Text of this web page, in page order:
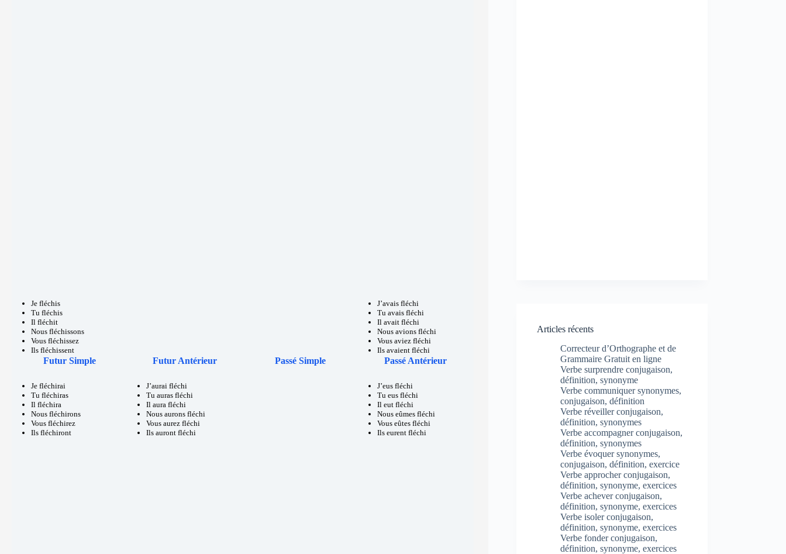
Je fléchis
Tu fléchis
Il fléchit
Nous fléchissons
Vous fléchissez
Ils fléchissent
J’avais fléchi
Tu avais fléchi
Il avait fléchi
Nous avions fléchi
Vous aviez fléchi
Ils avaient fléchi
Futur Simple
Je fléchirai
Tu fléchiras
Il fléchira
Nous fléchirons
Vous fléchirez
Ils fléchiront
Futur Antérieur
J’aurai fléchi
Tu auras fléchi
Il aura fléchi
Nous aurons fléchi
Vous aurez fléchi
Ils auront fléchi
Passé Simple Passé Antérieur
J’eus fléchi
Tu eus fléchi
Il eut fléchi
Nous eûmes fléchi
Vous eûtes fléchi
Ils eurent fléchi
Articles récents
Correcteur d’Orthographe et de
Grammaire Gratuit en ligne
Verbe surprendre conjugaison,
définition, synonyme
Verbe communiquer synonymes,
conjugaison, définition
Verbe réveiller conjugaison,
définition, synonymes
Verbe accompagner conjugaison,
définition, synonymes
Verbe évoquer synonymes,
conjugaison, définition, exercice
Verbe approcher conjugaison,
définition, synonyme, exercices
Verbe achever conjugaison,
définition, synonyme, exercices
Verbe isoler conjugaison,
définition, synonyme, exercices
Verbe fonder conjugaison,
définition, synonyme, exercices